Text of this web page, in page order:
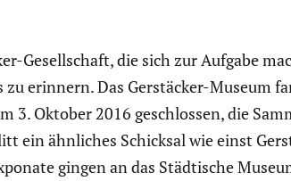
Gesell­schaft, die sich zur Aufgabe
zu erinnern. Das Gerstä­cker-
3. Oktober 2016 geschlossen, die
ein ähnliches Schicksal wie einst
gingen an das Städti­sche